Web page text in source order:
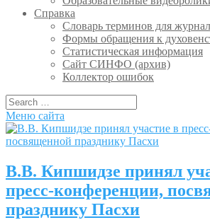
Справка
Словарь терминов для
Формы обращения к
Статистическая информация
Сайт СИНФО (архив)
Коллектор ошибок
Меню сайта
В.В. Кипшидзе принял
пресс-конференции,
празднику Пасхи